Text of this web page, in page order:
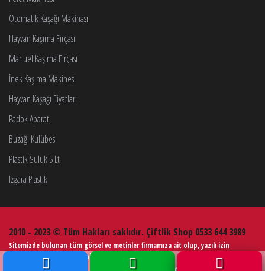
Otomatik Kaşağı Makinası
Hayvan Kaşıma Fırçası
Manuel Kaşıma Fırçası
İnek Kaşıma Makinesi
Hayvan Kaşağı Fiyatları
Padok Aparatı
Buzağı Kulübesi
Plastik Suluk 5 Lt
Izgara Plastik
2010 - 2023 © Tüm Hakları saklıdır. Çiftlik Shop 0533 644 3989
Sitemizde bulunan tüm görsel ve metinler firmamıza ait olup, yazılı izin
alınmadan kullanımı kesinlikle yasaktır.